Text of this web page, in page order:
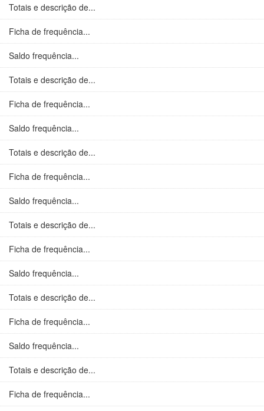
Totais e descrição de...
Ficha de frequência...
Saldo frequência...
Totais e descrição de...
Ficha de frequência...
Saldo frequência...
Totais e descrição de...
Ficha de frequência...
Saldo frequência...
Totais e descrição de...
Ficha de frequência...
Saldo frequência...
Totais e descrição de...
Ficha de frequência...
Saldo frequência...
Totais e descrição de...
Ficha de frequência...